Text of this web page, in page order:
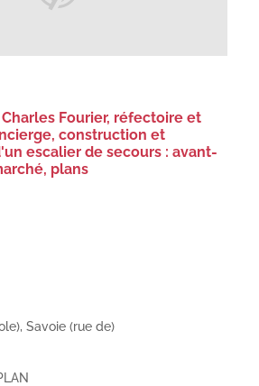
Fourier, réfectoire et
construction et
escalier de secours : avant-
plans
Savoie (rue de)